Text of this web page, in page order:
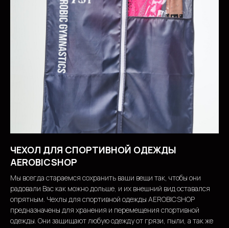
ЧЕХОЛ ДЛЯ СПОРТИВНОЙ ОДЕЖДЫ
AEROBICSHOP
Мы всегда стараемся сохранить ваши вещи так, чтобы они
радовали Вас как можно дольше, и их внешний вид оставался
опрятным. Чехлы для спортивной одежды AEROBICSHOP
предназначены для хранения и перемещения спортивной
одежды. Они защищают любую одежду от грязи, пыли, а так же